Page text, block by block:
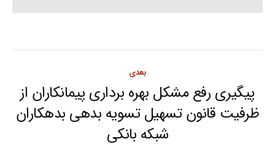
Post
navigation
بعدی
Next
post:
پیگیری رفع مشکل بهره برداری پیمانکاران از
ظرفیت قانون تسهیل تسویه بدهی بدهکاران
شبکه بانکی